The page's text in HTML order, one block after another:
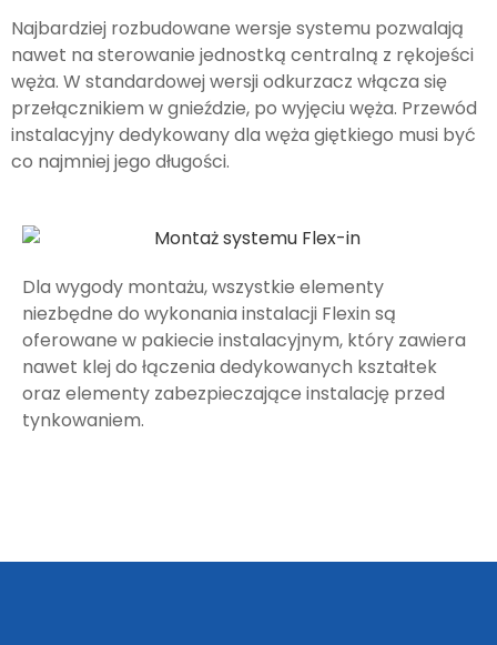
Najbardziej rozbudowane wersje systemu pozwalają
nawet na sterowanie jednostką centralną z rękojeści
węża. W standardowej wersji odkurzacz włącza się
przełącznikiem w gnieździe, po wyjęciu węża. Przewód
instalacyjny dedykowany dla węża giętkiego musi być
co najmniej jego długości.
Dla wygody montażu, wszystkie elementy
niezbędne do wykonania instalacji Flexin są
oferowane w pakiecie instalacyjnym, który zawiera
nawet klej do łączenia dedykowanych kształtek
oraz elementy zabezpieczające instalację przed
tynkowaniem.